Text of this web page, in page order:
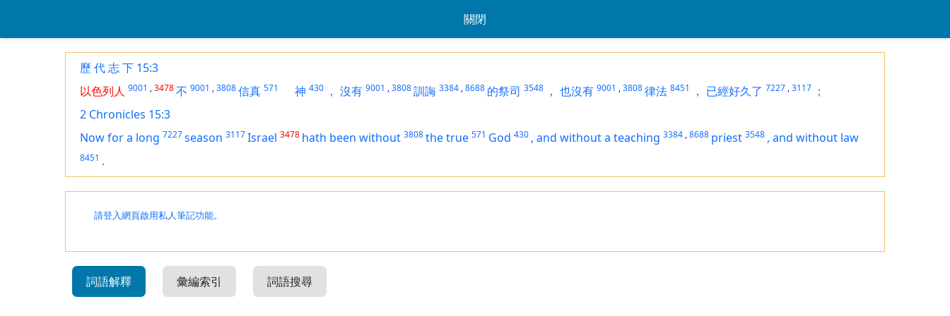
關閉
歷 代 志 下 15:3
以色列人 9001 ,3478不 9001 ,3808信真 571 神 430 ， 沒有 9001 ,3808訓誨 3384 ,8688 的祭司 3548 ， 也沒有 9001 ,3808律法 8451 ， 已經好久了 7227 ,3117 ；
2 Chronicles 15:3
Now for a long 7227season 3117Israel 3478 hath been without 3808the true 571 God 430 , and without a teaching 3384 ,8688 priest 3548 , and without law
8451 .
請登入網頁啟用私人筆記功能。
詞語解釋 彙編索引 詞語搜尋